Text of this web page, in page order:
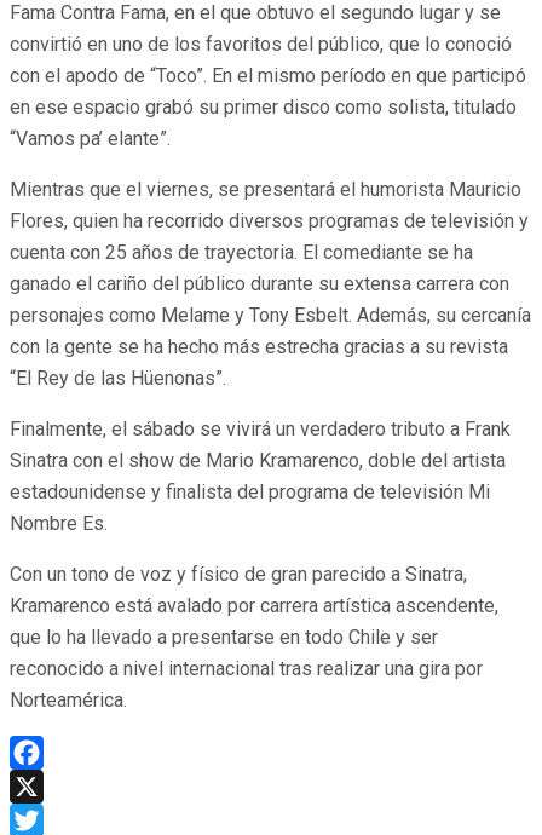
Fama Contra Fama, en el que obtuvo el segundo lugar y se
convirtió en uno de los favoritos del público, que lo conoció
con el apodo de “Toco”. En el mismo período en que participó
en ese espacio grabó su primer disco como solista, titulado
“Vamos pa’ elante”.
Mientras que el viernes, se presentará el humorista Mauricio
Flores, quien ha recorrido diversos programas de televisión y
cuenta con 25 años de trayectoria. El comediante se ha
ganado el cariño del público durante su extensa carrera con
personajes como Melame y Tony Esbelt. Además, su cercanía
con la gente se ha hecho más estrecha gracias a su revista
“El Rey de las Hüenonas”.
Finalmente, el sábado se vivirá un verdadero tributo a Frank
Sinatra con el show de Mario Kramarenco, doble del artista
estadounidense y finalista del programa de televisión Mi
Nombre Es.
Con un tono de voz y físico de gran parecido a Sinatra,
Kramarenco está avalado por carrera artística ascendente,
que lo ha llevado a presentarse en todo Chile y ser
reconocido a nivel internacional tras realizar una gira por
Norteamérica.
Facebook
X